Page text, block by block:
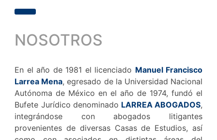
NOSOTROS
En el año de 1981 el licenciado Manuel Francisco
Larrea Mena, egresado de la Universidad Nacional
Autónoma de México en el año de 1974, fundó el
Bufete Jurídico denominado LARREA ABOGADOS,
integrándose con abogados litigantes
provenientes de diversas Casas de Estudios, así